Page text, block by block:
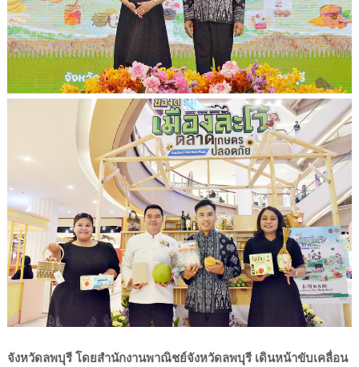
จังหวัดลพบุรี โดยสำนักงานพาณิชย์จังหวัดลพบุรี เดินหน้าขับเคลื่อน